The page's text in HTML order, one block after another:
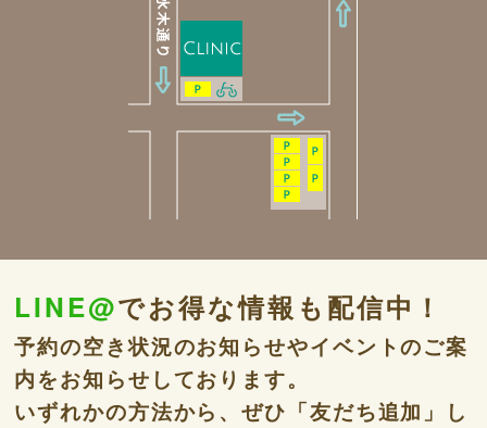
LINE@でお得な情報も配信中！
予約の空き状況のお知らせやイベントのご案
内をお知らせしております。
いずれかの方法から、ぜひ「友だち追加」し